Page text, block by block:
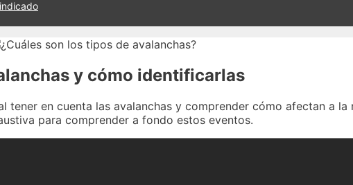
y cómo identificarlas
en cuenta las avalanchas y comprender cómo afectan a la
para comprender a fondo estos eventos.